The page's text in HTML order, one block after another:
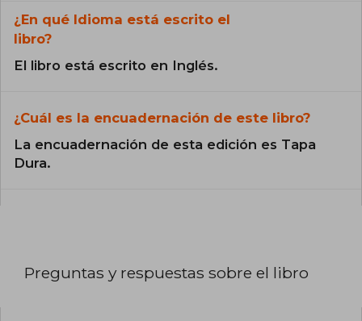
¿En qué Idioma está escrito el
libro?
El libro está escrito en Inglés.
¿Cuál es la encuadernación de este libro?
La encuadernación de esta edición es Tapa
Dura.
Preguntas y respuestas sobre el libro